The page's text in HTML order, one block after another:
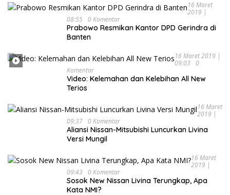
16 Maret
2019 |
08:55 0 Komentar
Prabowo Resmikan Kantor DPD Gerindra di
Banten
16 Maret 2019 |
09:03
0
Komentar
Video: Kelemahan dan Kelebihan All New
Terios
16 Maret
2019 |
09:37 0 Komentar
Aliansi Nissan-Mitsubishi Luncurkan Livina
Versi Mungil
16 Maret
2019 |
09:43
0 Komentar
Sosok New Nissan Livina Terungkap, Apa
Kata NMI?